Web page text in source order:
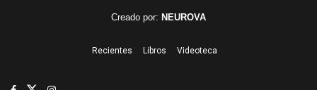
Creado por: NEUROVA
Recientes Libros Videoteca